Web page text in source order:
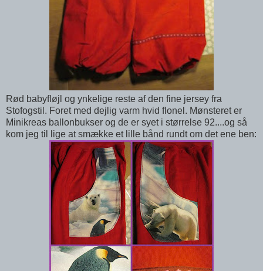
Rød babyfløjl og ynkelige reste af den fine jersey fra
Stofogstil. Foret med dejlig varm hvid flonel. Mønsteret er
Minikreas ballonbukser og de er syet i størrelse 92....og så
kom jeg til lige at smække et lille bånd rundt om det ene ben: